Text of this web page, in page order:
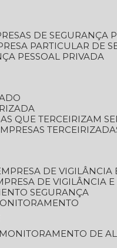
DE SEGURANÇA
PARTICULAR DE
PESSOAL PRIVADA
QUE TERCEIRIZAM
EMPRESAS
EMPRESA DE
DE VIGILÂNCIA
SEGURANÇA
MONITORAMENTO DE